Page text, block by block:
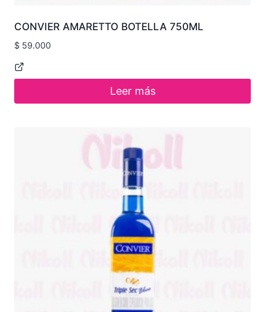
CONVIER AMARETTO BOTELLA 750ML
$ 59.000
Leer más